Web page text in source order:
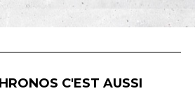
C'EST AUSSI